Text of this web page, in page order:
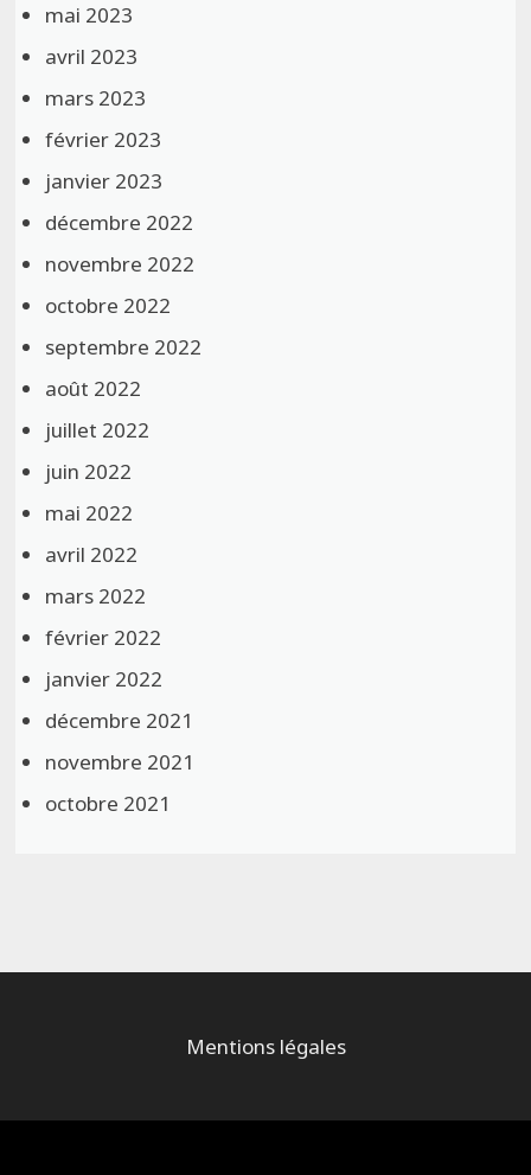
mai 2023
avril 2023
mars 2023
février 2023
janvier 2023
décembre 2022
novembre 2022
octobre 2022
septembre 2022
août 2022
juillet 2022
juin 2022
mai 2022
avril 2022
mars 2022
février 2022
janvier 2022
décembre 2021
novembre 2021
octobre 2021
Mentions légales